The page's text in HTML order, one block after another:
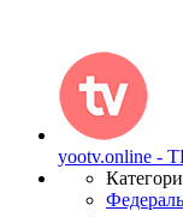
yootv.online -